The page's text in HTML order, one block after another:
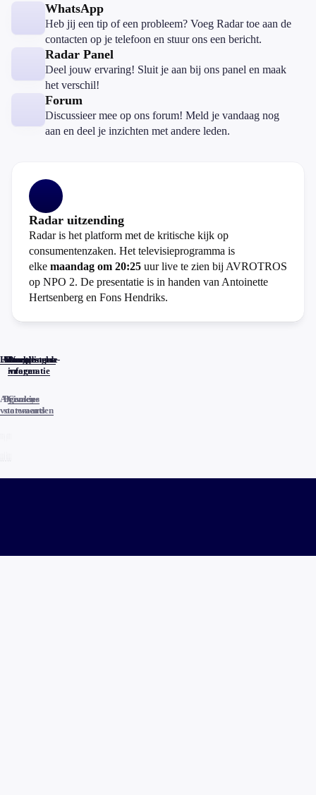
WhatsApp
Heb jij een tip of een probleem? Voeg Radar toe aan de
contacten op je telefoon en stuur ons een bericht.
Radar Panel
Deel jouw ervaring! Sluit je aan bij ons panel en maak
het verschil!
Forum
Discussieer mee op ons forum! Meld je vandaag nog
aan en deel je inzichten met andere leden.
Radar uitzending
Radar is het platform met de kritische kijk op
consumentenzaken. Het televisieprogramma is
elke maandag om 20:25 uur live te zien bij AVROTROS
op NPO 2. De presentatie is in handen van Antoinette
Hertsenberg en Fons Hendriks.
Home
Actueel
Uitzendingen
Reacties
Programma-
informatie
Veelgestelde
vragen
Algemene
voorwaarden
Privacy
statements
Cookies